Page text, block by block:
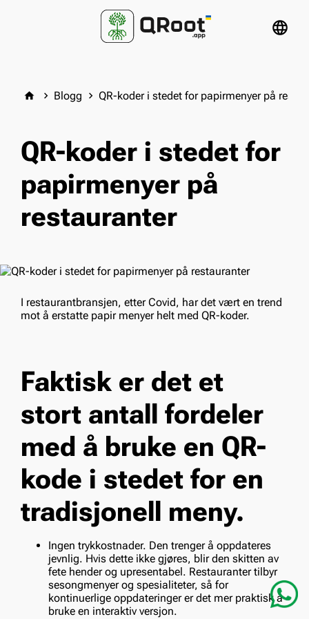
language
home keyboard_arrow_right Blogg keyboard_arrow_right QR-koder i stedet for papirmenyer på
QR-koder i stedet for
papirmenyer på
restauranter
I restaurantbransjen, etter Covid, har det vært en trend
mot å erstatte papir menyer helt med QR-koder.
Faktisk er det et
stort antall fordeler
med å bruke en QR-
kode i stedet for en
tradisjonell meny.
Ingen trykkostnader. Den trenger å oppdateres
jevnlig. Hvis dette ikke gjøres, blir den skitten av
fete hender og upresentabel. Restauranter tilbyr
sesongmenyer og spesialiteter, så for
kontinuerlige oppdateringer er det mer praktisk å
bruke en interaktiv versjon.